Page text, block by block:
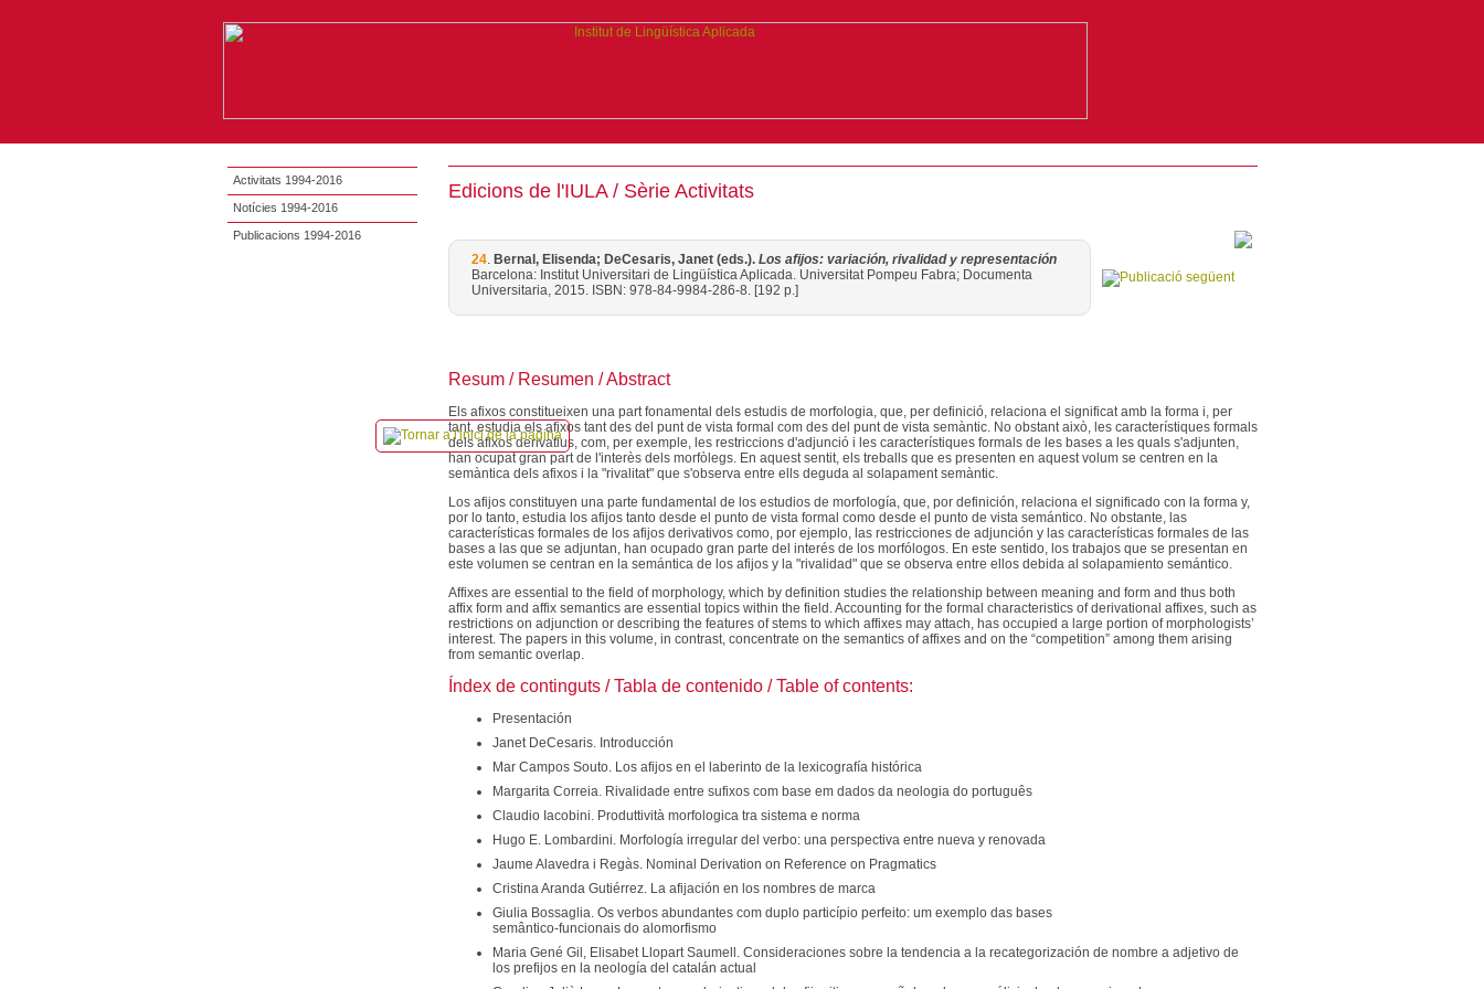
Activitats 1994-2016
Notícies 1994-2016
Publicacions 1994-2016
Edicions de l'IULA / Sèrie Activitats
24. Bernal, Elisenda; DeCesaris, Janet (eds.). Los afijos: variación, rivalidad y representación
Barcelona: Institut Universitari de Lingüística Aplicada. Universitat Pompeu Fabra; Documenta
Universitaria, 2015. ISBN: 978-84-9984-286-8. [192 p.]
Resum / Resumen / Abstract
Els afixos constitueixen una part fonamental dels estudis de morfologia, que, per definició, relaciona el significat amb la forma i, per
tant, estudia els afixos tant des del punt de vista formal com des del punt de vista semàntic. No obstant això, les característiques formals
dels afixos derivatius, com, per exemple, les restriccions d'adjunció i les característiques formals de les bases a les quals s'adjunten,
han ocupat gran part de l'interès dels morfòlegs. En aquest sentit, els treballs que es presenten en aquest volum se centren en la
semàntica dels afixos i la "rivalitat" que s'observa entre ells deguda al solapament semàntic.
Los afijos constituyen una parte fundamental de los estudios de morfología, que, por definición, relaciona el significado con la forma y,
por lo tanto, estudia los afijos tanto desde el punto de vista formal como desde el punto de vista semántico. No obstante, las
características formales de los afijos derivativos como, por ejemplo, las restricciones de adjunción y las características formales de las
bases a las que se adjuntan, han ocupado gran parte del interés de los morfólogos. En este sentido, los trabajos que se presentan en
este volumen se centran en la semántica de los afijos y la "rivalidad" que se observa entre ellos debida al solapamiento semántico.
Affixes are essential to the field of morphology, which by definition studies the relationship between meaning and form and thus both
affix form and affix semantics are essential topics within the field. Accounting for the formal characteristics of derivational affixes, such as
restrictions on adjunction or describing the features of stems to which affixes may attach, has occupied a large portion of morphologists’
interest. The papers in this volume, in contrast, concentrate on the semantics of affixes and on the “competition” among them arising
from semantic overlap.
Índex de continguts / Tabla de contenido / Table of contents:
Presentación
Janet DeCesaris. Introducción
Mar Campos Souto. Los afijos en el laberinto de la lexicografía histórica
Margarita Correia. Rivalidade entre sufixos com base em dados da neologia do português
Claudio Iacobini. Produttività morfologica tra sistema e norma
Hugo E. Lombardini. Morfología irregular del verbo: una perspectiva entre nueva y renovada
Jaume Alavedra i Regàs. Nominal Derivation on Reference on Pragmatics
Cristina Aranda Gutiérrez. La afijación en los nombres de marca
Giulia Bossaglia. Os verbos abundantes com duplo particípio perfeito: um exemplo das bases
semântico-funcionais do alomorfismo
Maria Gené Gil, Elisabet Llopart Saumell. Consideraciones sobre la tendencia a la recategorización de nombre a adjetivo de
los prefijos en la neología del catalán actual